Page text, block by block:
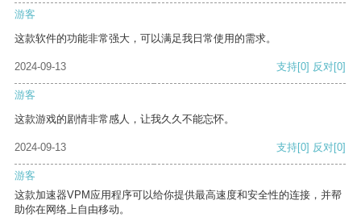
游客
这款软件的功能非常强大，可以满足我日常使用的需求。
2024-09-13 支持[0] 反对[0]
游客
这款游戏的剧情非常感人，让我久久不能忘怀。
2024-09-13 支持[0] 反对[0]
游客
这款加速器VPM应用程序可以给你提供最高速度和安全性的连接，并帮
助你在网络上自由移动。